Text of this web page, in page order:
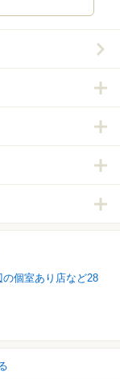
個室あり店など28